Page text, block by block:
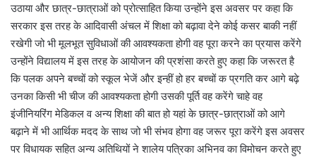
उठाया और छात्र-छात्राओं को प्रोत्साहित किया उन्होंने इस अवसर पर कहा कि
सरकार इस तरह के आदिवासी अंचल में शिक्षा को बढ़ावा देने कोई कसर बाकी नहीं
रखेगी जो भी मूलभूत सुविधाओं की आवश्यकता होगी वह पूरा करने का प्रयास करेंगे
उन्होंने विद्यालय में इस तरह के आयोजन की प्रशंसा करते हुए कहा कि जरूरत है
कि पलक अपने बच्चों को स्कूल भेजें और इन्हीं हो हर बच्चों क प्रगति कर आगे बढ़े
उनका किसी भी चीज की आवश्यकता होगी उसकी पूर्ति वह करेंगे चाहे वह
इंजीनियरिंग मेडिकल व अन्य शिक्षा की बात हो यहां के छात्र-छात्राओं को आगे
बढ़ाने में भी आर्थिक मदद के साथ जो भी संभव होगा वह जरूर पूरा करेंगे इस अवसर
पर विधायक सहित अन्य अतिथियों ने शालेय पत्रिका अभिनव का विमोचन करते हुए